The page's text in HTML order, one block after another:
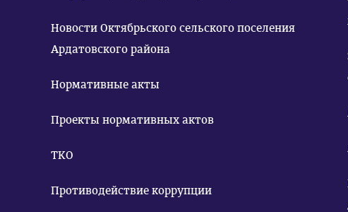
Новости Октябрьского сельского поселения
Ардатовского района
Нормативные акты
Проекты нормативных актов
ТКО
Противодействие коррупции